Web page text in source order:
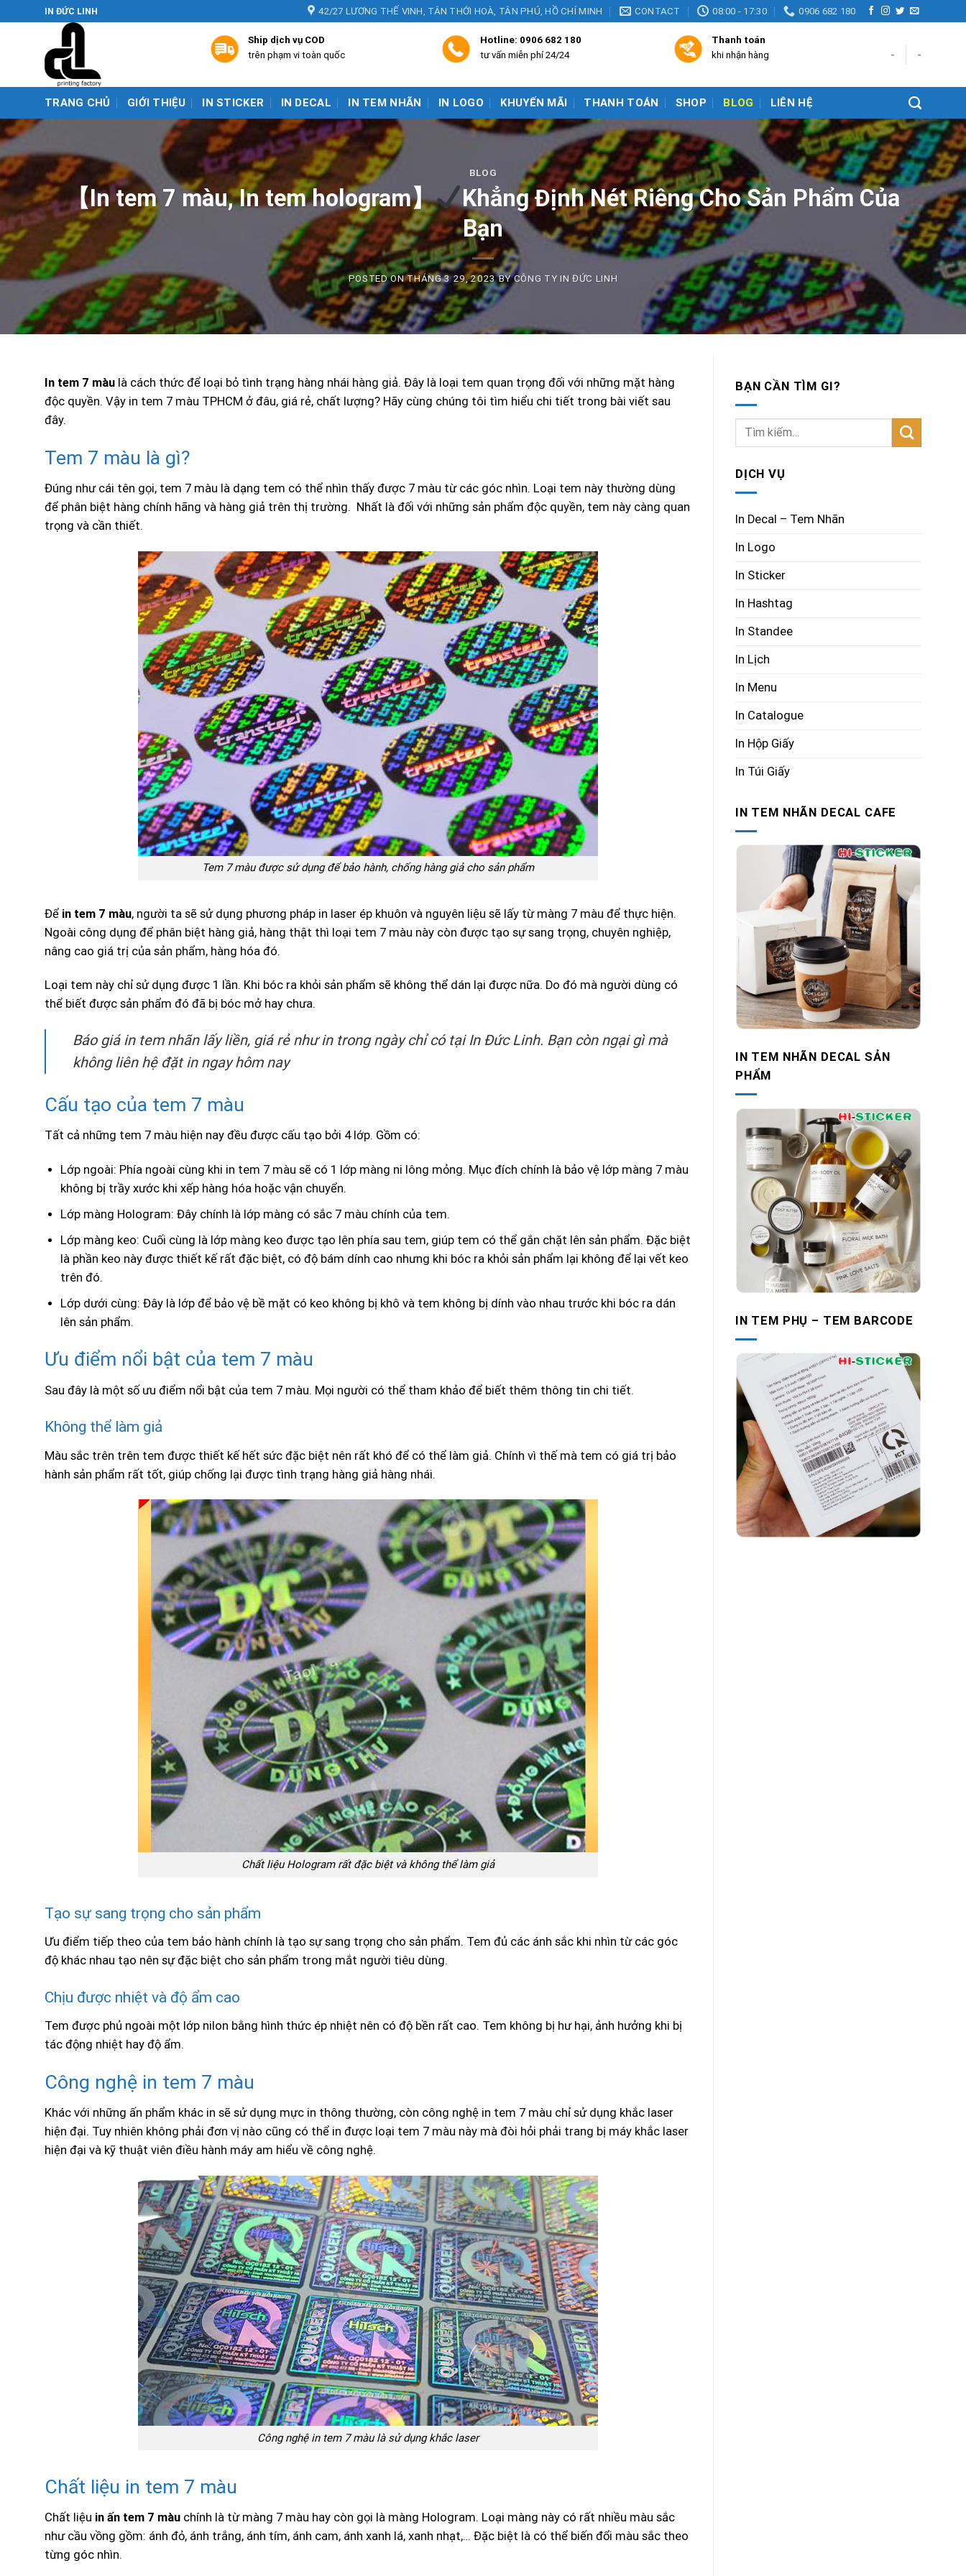
to
IN ĐỨC LINH 42/27 LƯƠNG THẾ VINH, TÂN THỚI HOÀ, TÂN PHÚ, HỒ CHÍ MINH CONTACT 08:00 - 17:30 0906 682 180
Ship dịch vụ COD
trên phạm vi toàn quốc
Hotline: 0906 682 180
tư vấn miễn phí 24/24
Thanh toán
khi nhận hàng
- -
TRANG CHỦ GIỚI THIỆU IN STICKER IN DECAL IN TEM NHÃN IN LOGO KHUYẾN MÃI THANH TOÁN SHOP BLOG LIÊN HỆ
BLOG
【In tem 7 màu, In tem hologram】
Khẳng Định Nét Riêng Cho Sản Phẩm Của
Bạn
POSTED ONTHÁNG 3 29, 2023 BYCÔNG TY IN ĐỨC LINH
In tem 7 màu là cách thức để loại bỏ tình trạng hàng nhái hàng giả. Đây là loại tem quan trọng đối với những mặt hàng
độc quyền. Vậy in tem 7 màu TPHCM ở đâu, giá rẻ, chất lượng? Hãy cùng chúng tôi tìm hiểu chi tiết trong bài viết sau
đây.
Tem 7 màu là gì?
Đúng như cái tên gọi, tem 7 màu là dạng tem có thể nhìn thấy được 7 màu từ các góc nhìn. Loại tem này thường dùng
để phân biệt hàng chính hãng và hàng giả trên thị trường. Nhất là đối với những sản phẩm độc quyền, tem này càng quan
trọng và cần thiết.
Tem 7 màu được sử dụng để bảo hành, chống hàng giả cho sản phẩm
Để in tem 7 màu, người ta sẽ sử dụng phương pháp in laser ép khuôn và nguyên liệu sẽ lấy từ màng 7 màu để thực hiện.
Ngoài công dụng để phân biệt hàng giả, hàng thật thì loại tem 7 màu này còn được tạo sự sang trọng, chuyên nghiệp,
nâng cao giá trị của sản phẩm, hàng hóa đó.
Loại tem này chỉ sử dụng được 1 lần. Khi bóc ra khỏi sản phẩm sẽ không thể dán lại được nữa. Do đó mà người dùng có
thể biết được sản phẩm đó đã bị bóc mở hay chưa.
Báo giá in tem nhãn lấy liền, giá rẻ như in trong ngày chỉ có tại In Đức Linh. Bạn còn ngại gì mà
không liên hệ đặt in ngay hôm nay
Cấu tạo của tem 7 màu
Tất cả những tem 7 màu hiện nay đều được cấu tạo bởi 4 lớp. Gồm có:
Lớp ngoài: Phía ngoài cùng khi in tem 7 màu sẽ có 1 lớp màng ni lông mỏng. Mục đích chính là bảo vệ lớp màng 7 màu
không bị trầy xước khi xếp hàng hóa hoặc vận chuyển.
Lớp màng Hologram: Đây chính là lớp màng có sắc 7 màu chính của tem.
Lớp màng keo: Cuối cùng là lớp màng keo được tạo lên phía sau tem, giúp tem có thể gắn chặt lên sản phẩm. Đặc biệt
là phần keo này được thiết kế rất đặc biệt, có độ bám dính cao nhưng khi bóc ra khỏi sản phẩm lại không để lại vết keo
trên đó.
Lớp dưới cùng: Đây là lớp để bảo vệ bề mặt có keo không bị khô và tem không bị dính vào nhau trước khi bóc ra dán
lên sản phẩm.
Ưu điểm nổi bật của tem 7 màu
Sau đây là một số ưu điểm nổi bật của tem 7 màu. Mọi người có thể tham khảo để biết thêm thông tin chi tiết.
Không thể làm giả
Màu sắc trên trên tem được thiết kế hết sức đặc biệt nên rất khó để có thể làm giả. Chính vì thế mà tem có giá trị bảo
hành sản phẩm rất tốt, giúp chống lại được tình trạng hàng giả hàng nhái.
Chất liệu Hologram rất đặc biệt và không thể làm giả
Tạo sự sang trọng cho sản phẩm
Ưu điểm tiếp theo của tem bảo hành chính là tạo sự sang trọng cho sản phẩm. Tem đủ các ánh sắc khi nhìn từ các góc
độ khác nhau tạo nên sự đặc biệt cho sản phẩm trong mắt người tiêu dùng.
Chịu được nhiệt và độ ẩm cao
Tem được phủ ngoài một lớp nilon bằng hình thức ép nhiệt nên có độ bền rất cao. Tem không bị hư hại, ảnh hưởng khi bị
tác động nhiệt hay độ ẩm.
Công nghệ in tem 7 màu
Khác với những ấn phẩm khác in sẽ sử dụng mực in thông thường, còn công nghệ in tem 7 màu chỉ sử dụng khắc laser
hiện đại. Tuy nhiên không phải đơn vị nào cũng có thể in được loại tem 7 màu này mà đòi hỏi phải trang bị máy khắc laser
hiện đại và kỹ thuật viên điều hành máy am hiểu về công nghệ.
Công nghệ in tem 7 màu là sử dụng khắc laser
Chất liệu in tem 7 màu
Chất liệu in ấn tem 7 màu chính là từ màng 7 màu hay còn gọi là màng Hologram. Loại màng này có rất nhiều màu sắc
như cầu vồng gồm: ánh đỏ, ánh trắng, ánh tím, ánh cam, ánh xanh lá, xanh nhạt,… Đặc biệt là có thể biến đổi màu sắc theo
từng góc nhìn.
BẠN CẦN TÌM GI?
DỊCH VỤ
In Decal – Tem Nhãn
In Logo
In Sticker
In Hashtag
In Standee
In Lịch
In Menu
In Catalogue
In Hộp Giấy
In Túi Giấy
IN TEM NHÃN DECAL CAFE
IN TEM NHÃN DECAL SẢN
PHẨM
IN TEM PHỤ – TEM BARCODE